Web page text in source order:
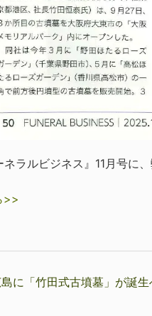
ネラルビジネス』11月号に
>>
に「竹田式古墳墓」が誕生